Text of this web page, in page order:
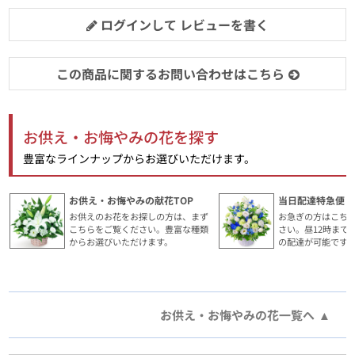
ログインして レビューを書く
この商品に関するお問い合わせはこちら
お供え・お悔やみの花を探す
豊富なラインナップからお選びいただけます。
お供え・お悔やみの献花TOP
お供えのお花をお探しの方は、まず
こちらをご覧ください。豊富な種類
からお選びいただけます。
当日配達特急便
お急ぎの方はこち
さい。昼12時まで
の配達が可能です
お供え・お悔やみの花一覧へ